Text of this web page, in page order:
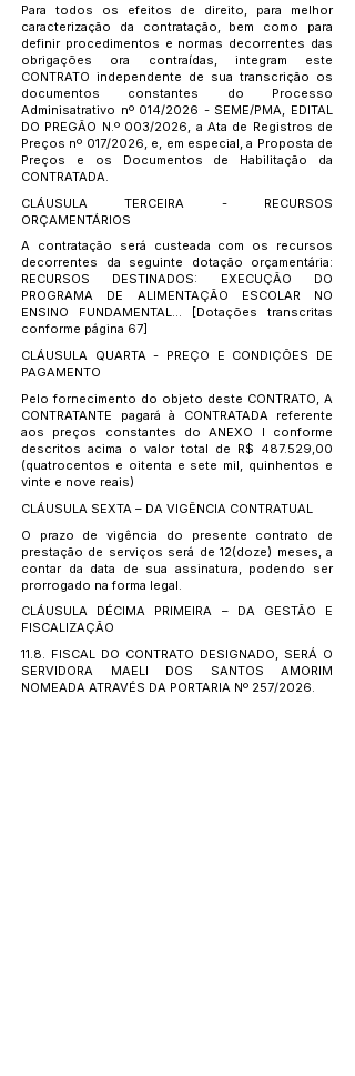
Para todos os efeitos de direito, para melhor
caracterização da contratação, bem como para
definir procedimentos e normas decorrentes das
obrigações ora contraídas, integram este
CONTRATO independente de sua transcrição os
documentos constantes do Processo
Adminisatrativo nº 014/2026 - SEME/PMA, EDITAL
DO PREGÃO N.º 003/2026, a Ata de Registros de
Preços nº 017/2026, e, em especial, a Proposta de
Preços e os Documentos de Habilitação da
CONTRATADA.
CLÁUSULA TERCEIRA - RECURSOS
ORÇAMENTÁRIOS
A contratação será custeada com os recursos
decorrentes da seguinte dotação orçamentária:
RECURSOS DESTINADOS: EXECUÇÃO DO
PROGRAMA DE ALIMENTAÇÃO ESCOLAR NO
ENSINO FUNDAMENTAL... [Dotações transcritas
conforme página 67]
CLÁUSULA QUARTA - PREÇO E CONDIÇÕES DE
PAGAMENTO
Pelo fornecimento do objeto deste CONTRATO, A
CONTRATANTE pagará à CONTRATADA referente
aos preços constantes do ANEXO I conforme
descritos acima o valor total de R$ 487.529,00
(quatrocentos e oitenta e sete mil, quinhentos e
vinte e nove reais)
CLÁUSULA SEXTA – DA VIGÊNCIA CONTRATUAL
O prazo de vigência do presente contrato de
prestação de serviços será de 12(doze) meses, a
contar da data de sua assinatura, podendo ser
prorrogado na forma legal.
CLÁUSULA DÉCIMA PRIMEIRA – DA GESTÃO E
FISCALIZAÇÃO
11.8. FISCAL DO CONTRATO DESIGNADO, SERÁ O
SERVIDORA MAELI DOS SANTOS AMORIM
NOMEADA ATRAVÉS DA PORTARIA Nº 257/2026.